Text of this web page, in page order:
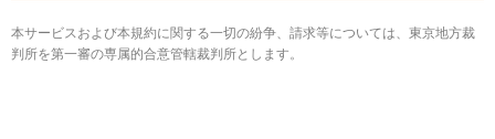
本サービスおよび本規約に関する一切の紛争、請求等については、東京地方裁
判所を第一審の専属的合意管轄裁判所とします。